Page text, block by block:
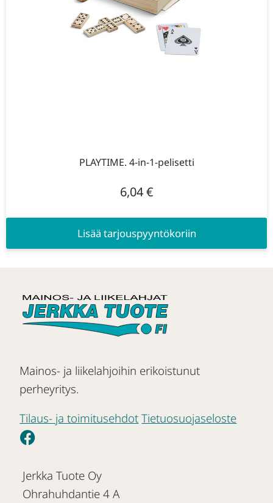
PLAYTIME. 4-in-1-pelisetti
6,04€
Lisää tarjouspyyntökoriin
Mainos- ja liikelahjoihin erikoistunut
perheyritys.
Tilaus- ja toimitusehdot Tietuosuojaseloste
Jerkka Tuote Oy
Ohrahuhdantie 4 A